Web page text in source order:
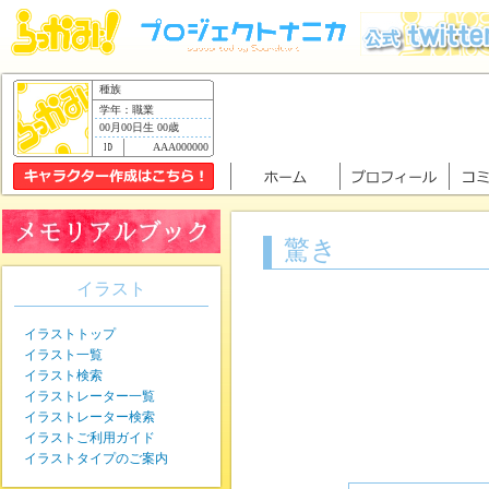
種族
学年：職業
00月00日生 00歳
AAA000000
驚き
イラスト
イラストトップ
イラスト一覧
イラスト検索
イラストレーター一覧
イラストレーター検索
イラストご利用ガイド
イラストタイプのご案内